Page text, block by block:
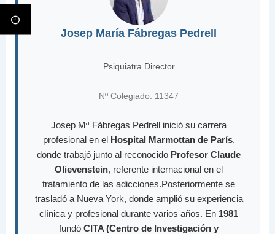
Josep María Fábregas Pedrell
Psiquiatra Director
Nº Colegiado: 11347
Josep Mª Fàbregas Pedrell inició su carrera
profesional en el Hospital Marmottan de París,
donde trabajó junto al reconocido Profesor Claude
Olievenstein, referente internacional en el
tratamiento de las adicciones.Posteriormente se
trasladó a Nueva York, donde amplió su experiencia
clínica y profesional durante varios años. En 1981
fundó CITA (Centro de Investigación y